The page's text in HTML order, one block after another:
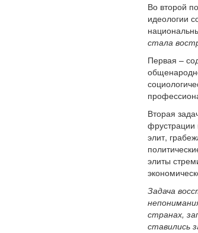
Во второй
идеологии
стала
Первая –
Вторая
фрустрации
элит,
элиты
Задача
странах,
ставились